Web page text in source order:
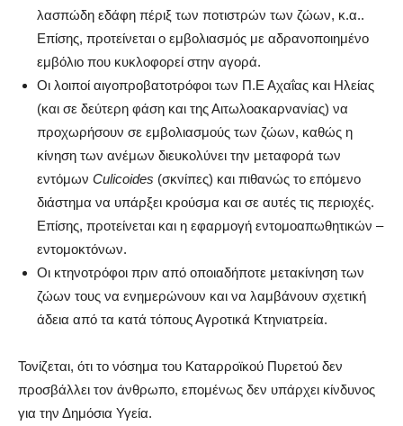
λασπώδη εδάφη πέριξ των ποτιστρών των ζώων, κ.α..
Επίσης, προτείνεται ο εμβολιασμός με αδρανοποιημένο
εμβόλιο που κυκλοφορεί στην αγορά.
Οι λοιποί αιγοπροβατοτρόφοι των Π.Ε Αχαΐας και Ηλείας
(και σε δεύτερη φάση και της Αιτωλοακαρνανίας) να
προχωρήσουν σε εμβολιασμούς των ζώων, καθώς η
κίνηση των ανέμων διευκολύνει την μεταφορά των
εντόμων Culicoides (σκνίπες) και πιθανώς το επόμενο
διάστημα να υπάρξει κρούσμα και σε αυτές τις περιοχές.
Επίσης, προτείνεται και η εφαρμογή εντομοαπωθητικών –
εντομοκτόνων.
Οι κτηνοτρόφοι πριν από οποιαδήποτε μετακίνηση των
ζώων τους να ενημερώνουν και να λαμβάνουν σχετική
άδεια από τα κατά τόπους Αγροτικά Κτηνιατρεία.
Τονίζεται, ότι το νόσημα του Καταρροϊκού Πυρετού δεν
προσβάλλει τον άνθρωπο, επομένως δεν υπάρχει κίνδυνος
για την Δημόσια Υγεία.